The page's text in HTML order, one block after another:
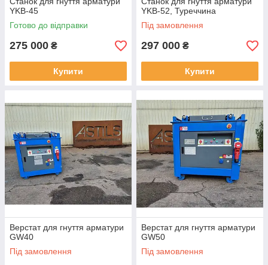
YKB-45
Готово до відправки
275 000 ₴
Купити
YKB-52, Туреччина
Під замовлення
297 000 ₴
Купити
Верстат для гнуття арматури
GW40
Під замовлення
Верстат для гнуття арматури
GW50
Під замовлення